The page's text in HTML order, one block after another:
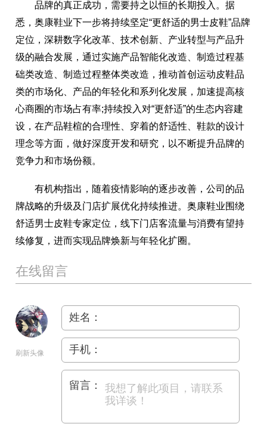
品牌的真正成功，需要持之以恒的长期投入。据
悉，奥康鞋业下一步将持续坚定“更舒适的男士皮鞋”品牌
定位，深耕数字化改革、技术创新、产业转型与产品升
级的融合发展，通过实施产品智能化改造、制造过程基
础类改造、制造过程整体类改造，推动首创运动皮鞋品
类的市场化、产品的年轻化和系列化发展，加速提高核
心商圈的市场占有率;持续投入对“更舒适”的生态内容建
设，在产品鞋楦的合理性、穿着的舒适性、鞋款的设计
理念等方面，做好深度开发和研究，以不断提升品牌的
竞争力和市场份额。
有机构指出，随着疫情影响的逐步改善，公司的品
牌战略的升级及门店扩展优化持续推进。奥康鞋业围绕
舒适男士皮鞋专家定位，线下门店客流量与消费有望持
续修复，进而实现品牌焕新与年轻化扩圈。
在线留言
刷新头像
姓名：
手机：
留言：